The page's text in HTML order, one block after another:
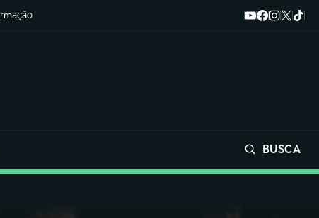
BUSCA